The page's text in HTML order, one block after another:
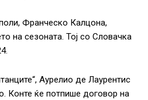
Франческо Калцона,
на сезоната. Тој со Словачка
Аурелио де Лаурентис
Конте ќе потпише договор на